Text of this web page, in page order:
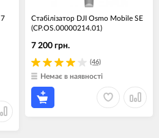
7
Стабілізатор DJI Osmo Mobile SE
(CP.OS.00000214.01)
(46)
7 200 грн.
Немає в наявності